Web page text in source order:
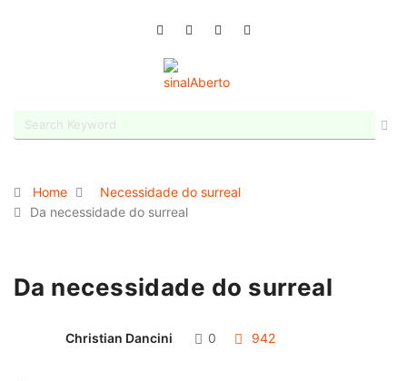
Home
Necessidade do surreal
Da necessidade do surreal
Da necessidade do surreal
Christian Dancini 0 942